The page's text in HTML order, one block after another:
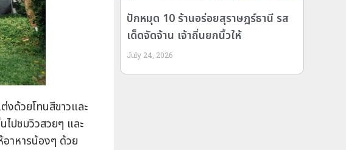
งด้วยโทนสีขาวและ
ไปชมวิวสวยๆ และ
าหารน้องๆ ด้วย
ปักหมุด 10 ร้านอร่อยสุราษฎร์ธานี รส
เด็ดจัดจ้าน เจ้าถิ่นยกนิ้วให้
July 24, 2026